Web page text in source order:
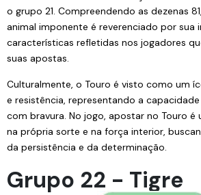
o grupo 21. Compreendendo as dezenas
animal imponente é reverenciado por sua
características refletidas nos jogadores
suas apostas.
Culturalmente, o Touro é visto como um
e resistência, representando a
com bravura. No jogo, apostar no Touro
na própria sorte e na força interior,
da persistência e da determinação.
Grupo 22 - Tigre